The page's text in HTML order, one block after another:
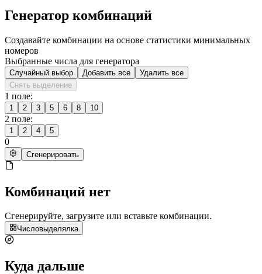
Генератор комбинаций
Создавайте комбинации на основе статистики минимальных
номеров
Выбранные числа для генератора
Случайный выбор Добавить все
Удалить все
Снять выделение
1 поле:
1 2 3 5 6 8 10
2 поле:
1 2 4 5
0
Сгенерировать
Комбинаций нет
Cгенерируйте, загрузите или вставьте комбинации.
Числовыделялка
Куда дальше